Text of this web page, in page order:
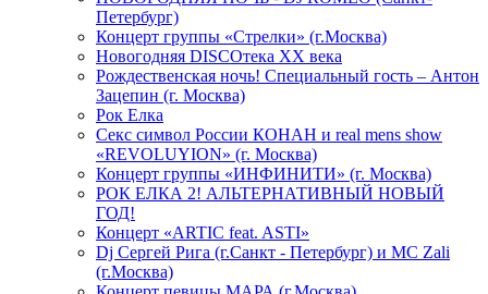
Петербург)
Концерт группы «Стрелки» (г.Москва)
Новогодняя DISCOтека ХХ века
Рождественская ночь! Специальный гость – Антон
Зацепин (г. Москва)
Рок Елка
Секс символ России КОНАН и real mens show
«REVOLUYION» (г. Москва)
Концерт группы «ИНФИНИТИ» (г. Москва)
РОК ЕЛКА 2! АЛЬТЕРНАТИВНЫЙ НОВЫЙ
ГОД!
Концерт «ARTIC feat. ASTI»
Dj Сергей Рига (г.Санкт - Петербург) и MC Zali
(г.Москва)